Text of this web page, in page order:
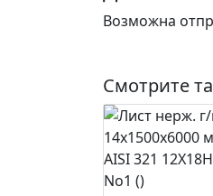
Возможна
Смотрите